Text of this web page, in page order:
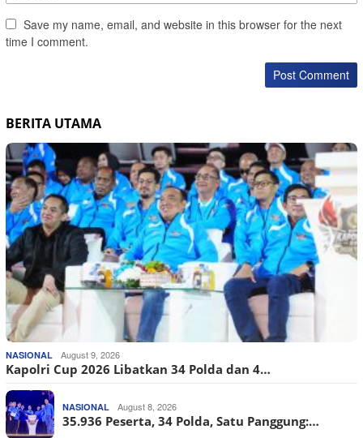
Save my name, email, and website in this browser for the next
time I comment.
BERITA UTAMA
NASIONAL August 9, 2026
Kapolri Cup 2026 Libatkan 34 Polda dan 4…
NASIONAL August 8, 2026
35.936 Peserta, 34 Polda, Satu Panggung:…